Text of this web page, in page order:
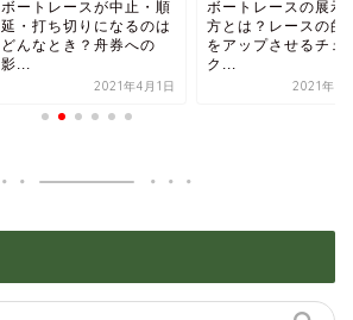
ボートレースが中止・順
延・打ち切りになるのは
どんなとき？舟券への
影...
2021年4月1日
ボートレースの展示
方とは？レースの的
をアップさせるチェ
ク...
2021年8